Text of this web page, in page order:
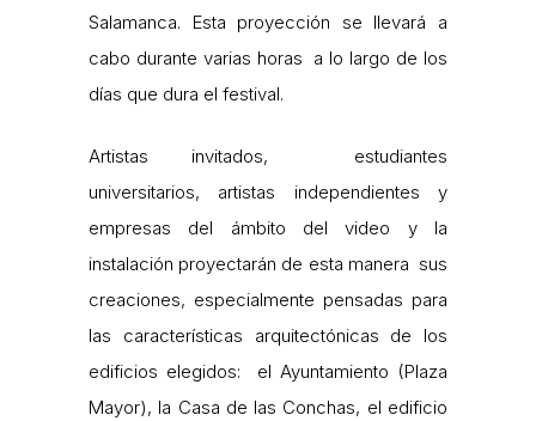
Salamanca. Esta proyección se llevará a
cabo durante varias horas a lo largo de los
días que dura el festival.
Artistas invitados, estudiantes
universitarios, artistas independientes y
empresas del ámbito del video y la
instalación proyectarán de esta manera sus
creaciones, especialmente pensadas para
las características arquitectónicas de los
edificios elegidos: el Ayuntamiento (Plaza
Mayor), la Casa de las Conchas, el edificio